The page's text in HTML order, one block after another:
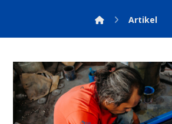
Artikel